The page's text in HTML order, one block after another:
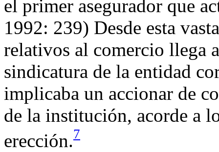
el primer asegurador que
1992: 239) Desde esta
relativos al comercio llega
sindicatura de la entidad
implicaba un accionar de
de la institución, acorde a
erección.7